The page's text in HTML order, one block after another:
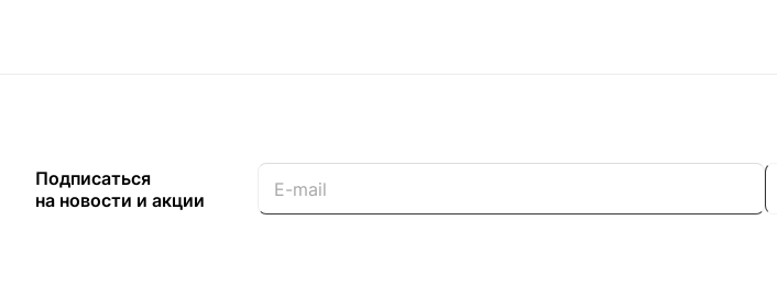
Подписаться
на новости и акции